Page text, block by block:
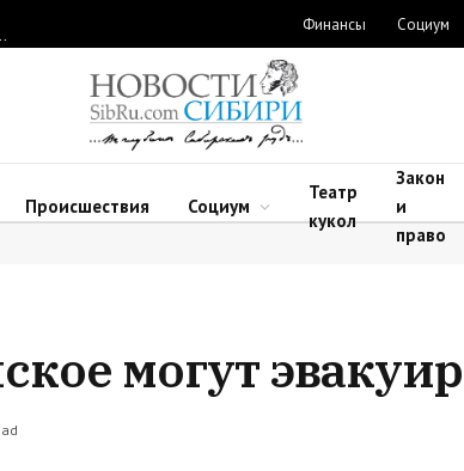
после минно-взрывных травм
Финансы Социум
Происшествия Социум
Театр
кукол
Закон
и
право
могут